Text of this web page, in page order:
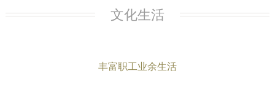
文化生活
丰富职工业余生活